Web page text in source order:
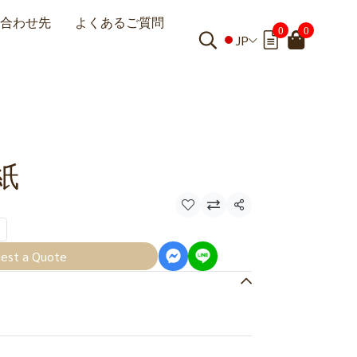
わせ先
よくあるご質問
JP
0 0
共有
a Quote